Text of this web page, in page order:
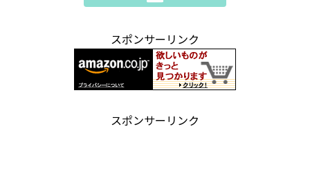
スポンサーリンク
スポンサーリンク